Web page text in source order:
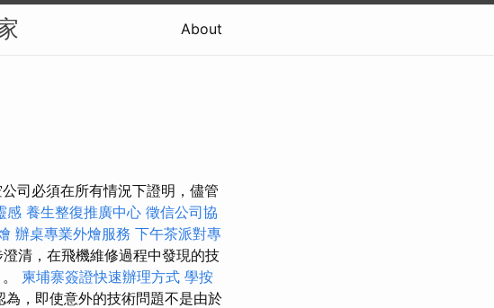
About
司必須在所有情況下證明，儘管
感 養生整復推廣中心 徵信公司協
辦桌專業外燴服務 下午茶派對專
清，在飛機維修過程中發現的技
柬埔寨簽證快速辦理方式 學按
為，即使意外的技術問題不是由於